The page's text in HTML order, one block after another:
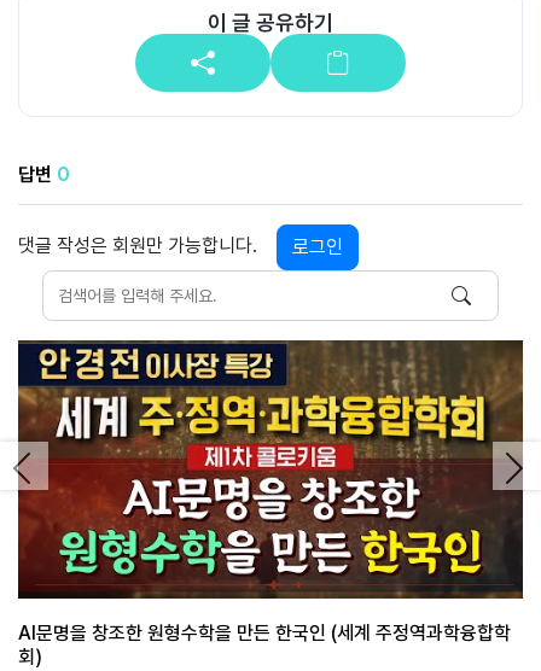
정
판
모
아
보
기
로
그
인
하
기
(current)
이 글 공유하기
답변 0
댓글 작성은 회원만 가능합니다. 로그인
AI문명을 창조한 원형수학을 만든 한국인 (세계 주정역과학융합학
회)
Previous